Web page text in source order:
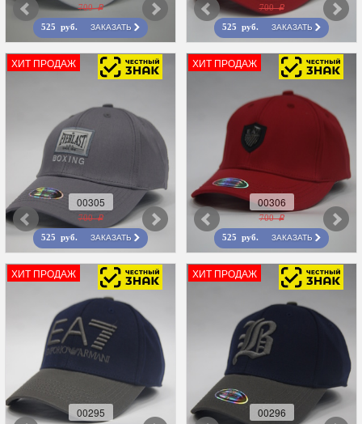
700 r
525 руб. ЗАКАЗАТЬ
700 r
525 руб. ЗАКАЗАТЬ
ХИТ ПРОДАЖ
00305
700 r
525 руб. ЗАКАЗАТЬ
ХИТ ПРОДАЖ
00306
700 r
525 руб. ЗАКАЗАТЬ
ХИТ ПРОДАЖ
00295
ХИТ ПРОДАЖ
00296